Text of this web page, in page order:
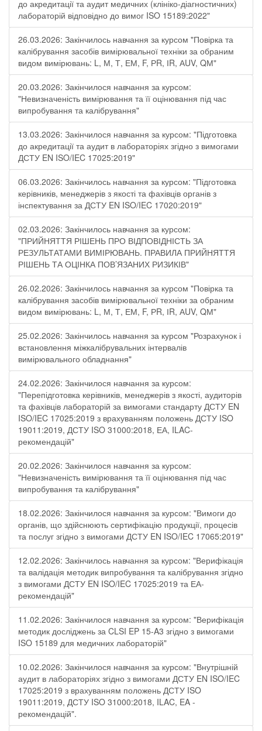
до акредитації та аудит медичних (клініко-діагностичних)
лабораторій відповідно до вимог ISO 15189:2022"
26.03.2026: Закінчилось навчання за курсом "Повірка та
калібрування засобів вимірювальної техніки за обраним
видом вимірювань: L, М, Т, ЕМ, F, РR, ІR, АUV, QМ"
20.03.2026: Закінчилося навчання за курсом:
"Невизначеність вимірювання та її оцінювання під час
випробування та калібрування"
13.03.2026: Закінчилося навчання за курсом: "Підготовка
до акредитації та аудит в лабораторіях згідно з вимогами
ДСТУ EN ISO/IEC 17025:2019"
06.03.2026: Закінчилось навчання за курсом: "Підготовка
керівників, менеджерів з якості та фахівців органів з
інспектування за ДСТУ EN ISO/IEC 17020:2019"
02.03.2026: Закінчилось навчання за курсом:
"ПРИЙНЯТТЯ РІШЕНЬ ПРО ВІДПОВІДНІСТЬ ЗА
РЕЗУЛЬТАТАМИ ВИМІРЮВАНЬ. ПРАВИЛА ПРИЙНЯТТЯ
РІШЕНЬ ТА ОЦІНКА ПОВ’ЯЗАНИХ РИЗИКІВ"
26.02.2026: Закінчилось навчання за курсом "Повірка та
калібрування засобів вимірювальної техніки за обраним
видом вимірювань: L, М, Т, ЕМ, F, РR, ІR, АUV, QМ"
25.02.2026: Закінчилось навчання за курсом "Розрахунок і
встановлення міжкалібрувальних інтервалів
вимірювального обладнання"
24.02.2026: Закінчилося навчання за курсом:
"Перепідготовка керівників, менеджерів з якості, аудиторів
та фахівців лабораторій за вимогами стандарту ДСТУ EN
ISO/IEC 17025:2019 з врахуванням положень ДСТУ ISO
19011:2019, ДСТУ ISO 31000:2018, ЕА, ILAC-
рекомендацій"
20.02.2026: Закінчилося навчання за курсом:
"Невизначеність вимірювання та її оцінювання під час
випробування та калібрування"
18.02.2026: Закінчилося навчання за курсом: "Вимоги до
органів, що здійснюють сертифікацію продукції, процесів
та послуг згідно з вимогами ДСТУ EN ISO/IEC 17065:2019"
12.02.2026: Закінчилось навчання за курсом: "Верифікація
та валідація методик випробування та калібрування згідно
з вимогами ДСТУ EN ISO/IEC 17025:2019 та ЕА-
рекомендацій"
11.02.2026: Закінчилося навчання за курсом: "Верифікація
методик досліджень за CLSI EP 15-A3 згідно з вимогами
ISO 15189 для медичних лабораторій"
10.02.2026: Закінчилося навчання за курсом: "Внутрішній
аудит в лабораторіях згідно з вимогами ДСТУ EN ISO/IEC
17025:2019 з врахуванням положень ДСТУ ISO
19011:2019, ДСТУ ISO 31000:2018, ILAC, EA -
рекомендацій".